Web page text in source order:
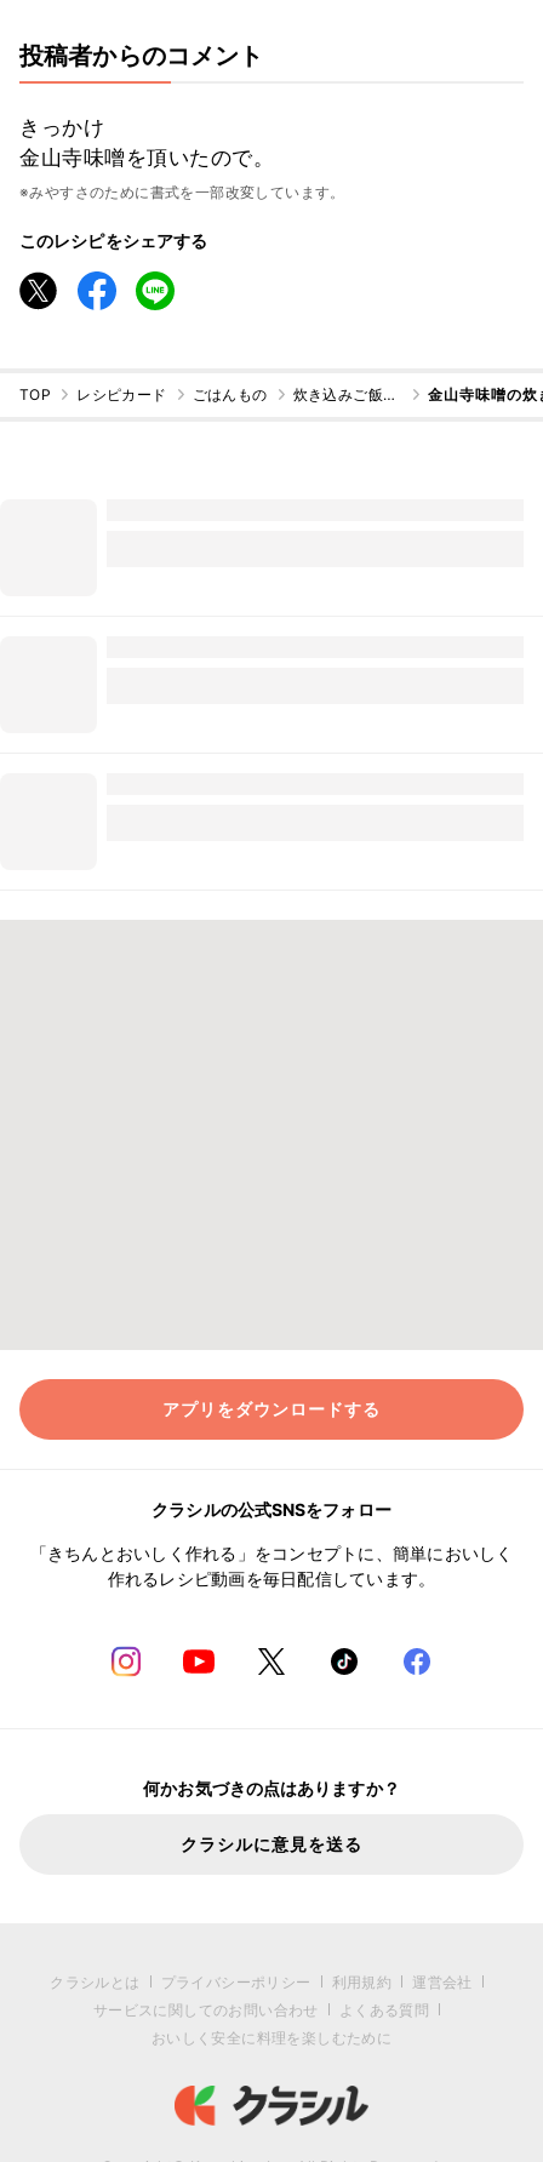
投稿者からのコメント
きっかけ
金山寺味噌を頂いたので。
※みやすさのために書式を一部改変しています。
このレシピをシェアする
TOP レシピカード ごはんもの 炊き込みご飯・混ぜご飯 金山寺味噌の炊
アプリをダウンロードする
クラシルの公式SNSをフォロー
「きちんとおいしく作れる」をコンセプトに、簡単においしく
作れるレシピ動画を毎日配信しています。
何かお気づきの点はありますか？
クラシルに意見を送る
クラシルとは プライバシーポリシー 利用規約
運営会社
サービスに関してのお問い合わせ
よくある質問
おいしく安全に料理を楽しむために